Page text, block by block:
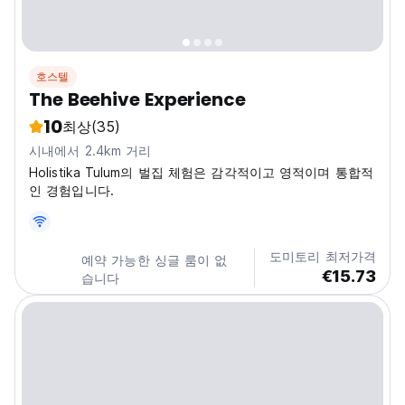
호스텔
The Beehive Experience
10최상(35)
시내에서 2.4km 거리
Holistika Tulum의 벌집 체험은 감각적이고 영적이며 통합적
인 경험입니다.
예약 가능한 싱글 룸이 없
습니다
도미토리 최저가격
€15.73